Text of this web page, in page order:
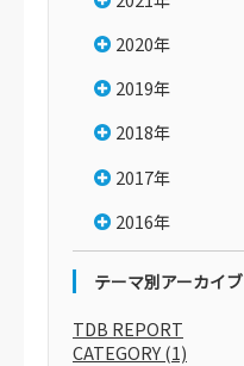
2020年
2019年
2018年
2017年
2016年
テーマ別アーカイブ
TDB REPORT
CATEGORY(1)